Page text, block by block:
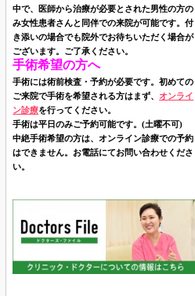
中で、医師から治療が必要とされた男性の方の
み女性患者さんと同伴での来院が可能です。付
き添いの場合でも院外でお待ちいただく場合が
ございます。ご了承ください。
手術希望の方へ
手術には術前検査・予約が必要です。初めての
ご来院で手術を希望される方はまず、 オンライ
ン診療を行ってください。
手術は平日のみご予約可能です。(土曜不可)
中絶手術希望の方は、オンライン診療での予約
はできません。お電話にてお問い合わせくださ
い。